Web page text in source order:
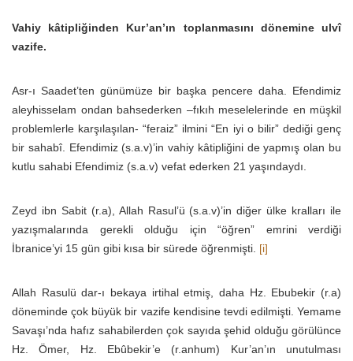
Vahiy kâtipliğinden Kur’an’ın toplanmasını dönemine ulvî
vazife.
Asr-ı Saadet’ten günümüze bir başka pencere daha. Efendimiz
aleyhisselam ondan bahsederken –fıkıh meselelerinde en müşkil
problemlerle karşılaşılan- “feraiz” ilmini “En iyi o bilir” dediği genç
bir sahabî. Efendimiz (s.a.v)’in vahiy kâtipliğini de yapmış olan bu
kutlu sahabi Efendimiz (s.a.v) vefat ederken 21 yaşındaydı.
Zeyd ibn Sabit (r.a), Allah Rasul’ü (s.a.v)’in diğer ülke kralları ile
yazışmalarında gerekli olduğu için “öğren” emrini verdiği
İbranice’yi 15 gün gibi kısa bir sürede öğrenmişti. [i]
Allah Rasulü dar-ı bekaya irtihal etmiş, daha Hz. Ebubekir (r.a)
döneminde çok büyük bir vazife kendisine tevdi edilmişti. Yemame
Savaşı’nda hafız sahabilerden çok sayıda şehid olduğu görülünce
Hz. Ömer, Hz. Ebûbekir’e (r.anhum) Kur’an’ın unutulması